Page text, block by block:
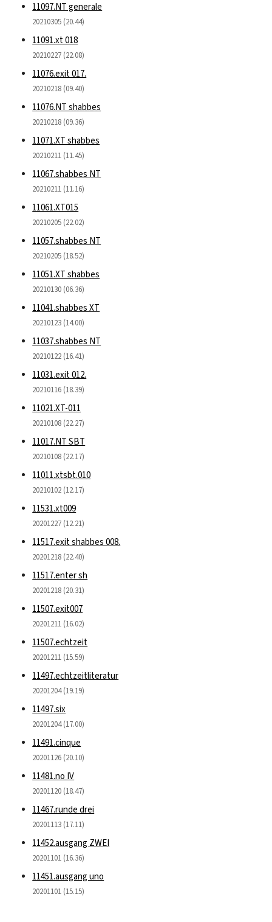
11097.NT generale
20210305 (20.44)
11091.xt 018
20210227 (22.08)
11076.exit 017.
20210218 (09.40)
11076.NT shabbes
20210218 (09.36)
11071.XT shabbes
20210211 (11.45)
11067.shabbes NT
20210211 (11.16)
11061.XT015
20210205 (22.02)
11057.shabbes NT
20210205 (18.52)
11051.XT shabbes
20210130 (06.36)
11041.shabbes XT
20210123 (14.00)
11037.shabbes NT
20210122 (16.41)
11031.exit 012.
20210116 (18.39)
11021.XT-011
20210108 (22.27)
11017.NT SBT
20210108 (22.17)
11011.xtsbt.010
20210102 (12.17)
11531.xt009
20201227 (12.21)
11517.exit shabbes 008.
20201218 (22.40)
11517.enter sh
20201218 (20.31)
11507.exit007
20201211 (16.02)
11507.echtzeit
20201211 (15.59)
11497.echtzeitliteratur
20201204 (19.19)
11497.six
20201204 (17.00)
11491.cinque
20201126 (20.10)
11481.no IV
20201120 (18.47)
11467.runde drei
20201113 (17.11)
11452.ausgang ZWEI
20201101 (16.36)
11451.ausgang uno
20201101 (15.15)